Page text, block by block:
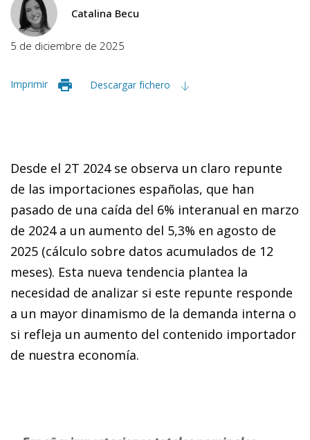
Catalina Becu
5 de diciembre de 2025
Imprimir Descargar fichero
Desde el 2T 2024 se observa un claro repunte
de las importaciones españolas, que han
pasado de una caída del 6% interanual en marzo
de 2024 a un aumento del 5,3% en agosto de
2025 (cálculo sobre datos acumulados de 12
meses). Esta nueva tendencia plantea la
necesidad de analizar si este repunte responde
a un mayor dinamismo de la demanda interna o
si refleja un aumento del contenido importador
de nuestra economía.